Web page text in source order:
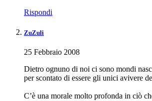
Rispondi
ZuZuli
25 Febbraio 2008
Dietro ognuno di noi ci sono mondi
per scontato di essere gli unici avivere
C’è una morale molto profonda in ciò